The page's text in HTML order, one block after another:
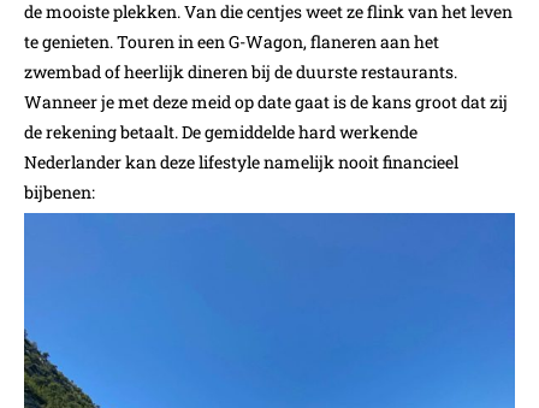
de mooiste plekken. Van die centjes weet ze flink van het leven
te genieten. Touren in een G-Wagon, flaneren aan het
zwembad of heerlijk dineren bij de duurste restaurants.
Wanneer je met deze meid op date gaat is de kans groot dat zij
de rekening betaalt. De gemiddelde hard werkende
Nederlander kan deze lifestyle namelijk nooit financieel
bijbenen: